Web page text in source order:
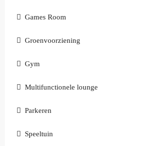
Games Room
Groenvoorziening
Gym
Multifunctionele lounge
Parkeren
Speeltuin